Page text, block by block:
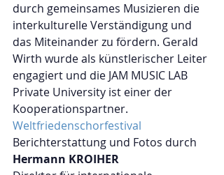
durch gemeinsames Musizieren die
interkulturelle Verständigung und
das Miteinander zu fördern. Gerald
Wirth wurde als künstlerischer Leiter
engagiert und die JAM MUSIC LAB
Private University ist einer der
Kooperationspartner.
Weltfriedenschorfestival
Berichterstattung und Fotos durch
Hermann KROIHER